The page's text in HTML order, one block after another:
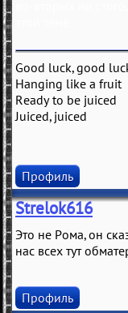
Good luck, good
Hanging like a fruit
Ready to be juiced
Juiced, juiced
Профиль
Strelok616
Это не Рома, он
нас всех тут
Профиль